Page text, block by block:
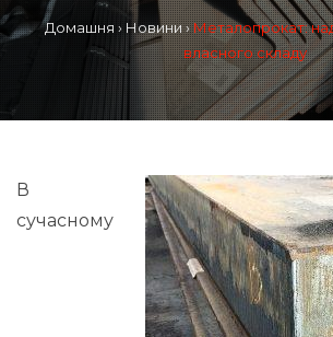
Домашня › Новини› Металопрокат:
власного складу
В
сучасному